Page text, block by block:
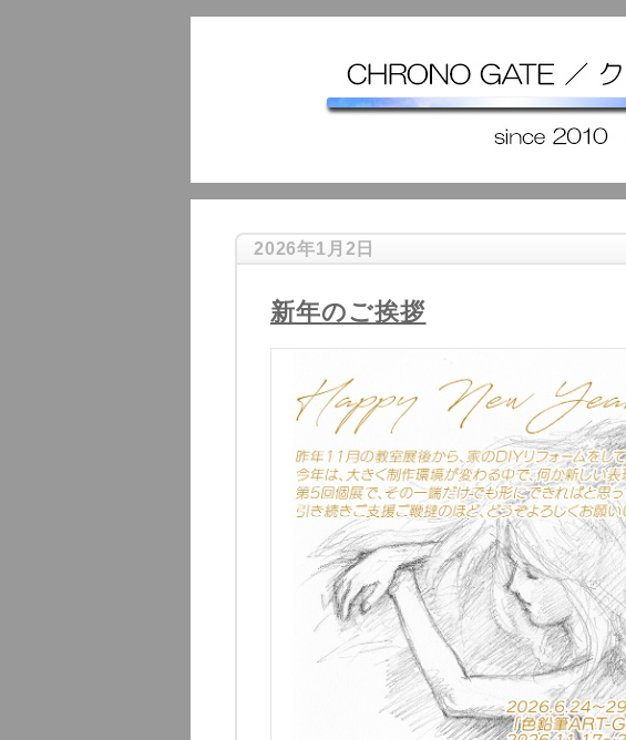
2026年1月2日
新年のご挨拶